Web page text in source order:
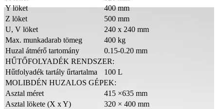
Y löket
400 mm
Z löket
500 mm
U, V löket
240 x 240 mm
Max. munkadarab tömeg
400 kg
Huzal átmérő tartomány
0.15-0.20 mm
HŰTŐFOLYADÉK RENDSZER:
Hűtfolyadék tartály űrtartalma
100 L
MOLIBDÉN HUZALOS GÉPEK:
Asztal méret
415 ×635 mm
Asztal lökete (X x Y)
320 × 400 mm